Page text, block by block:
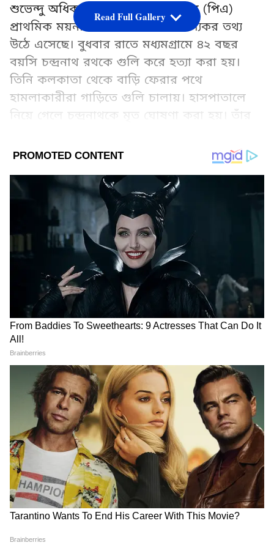
শুভেন্দু অধিকারীর ব্যক্তিগত সহকারীর (পিএ)
প্রাথমিক ময়নাতদন্তের রিপোর্টে চাঞ্চল্যকর তথ্য
উঠে এসেছে। বুধবার রাতে মধ্যমগ্রামে ৪২ বছর
বয়সি চন্দ্রনাথ রথকে গুলি করে হত্যা করা হয়।
তিনি কলকাতা থেকে বাড়ি ফেরার পথে
হামলাকারীরা গাড়িতে গুলি চালায়। হাসপাতালে
নিয়ে গেলে চন্দ্রনাথকে মৃত ঘোষণা করা হয়। তাঁর
রয়েছেন। প্রাথমিক ময়নাতদন্তের রিপোর্ট অনুসারে,
চন্দ্রনাথ রথকে খুব কাছ থেকে বুকে একাধিকবার
গুলি করা হয়েছিল এবং গুলিগুলো তাঁর হৃৎপিণ্ড
ভেদ করে। অতিরিক্ত রক্তক্ষরণের কারণে একাধিক
অঙ্গ বিকল হয়ে যাওয়ায় তাঁর মৃত্যু হয়। তবে,
কর্মকর্তারা স্পষ্ট করেছেন যে এগুলো শুধুমাত্র
প্রাথমিক ময়নাতদন্তের তথ্য এবং একটি বিস্তারিত
রিপোর্ট এখনও বাকি আছে।
Add Asianetnews Bangla as a Preferred
Source
2
6
Image Credit :
পুলিশের মতে, হামলাকারীরা অত্যন্ত
পরিকল্পিতভাবে এই হামলা চালায়। প্রথমে অন্য
একটি গাড়ি চন্দ্রনাথ রথের গাড়িটিকে থামানোর
Read Full Gallery